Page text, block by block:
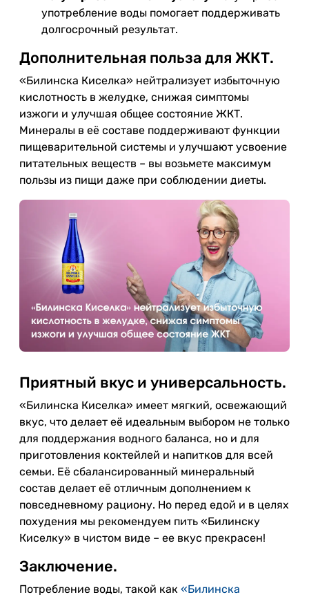
употребление воды помогает поддерживать
долгосрочный результат.
Дополнительная польза для ЖКТ.
«Билинска Киселка» нейтрализует избыточную
кислотность в желудке, снижая симптомы
изжоги и улучшая общее состояние ЖКТ.
Минералы в её составе поддерживают функции
пищеварительной системы и улучшают усвоение
питательных веществ – вы возьмете максимум
пользы из пищи даже при соблюдении диеты.
Приятный вкус и универсальность.
«Билинска Киселка» имеет мягкий, освежающий
вкус, что делает её идеальным выбором не только
для поддержания водного баланса, но и для
приготовления коктейлей и напитков для всей
семьи. Её сбалансированный минеральный
состав делает её отличным дополнением к
повседневному рациону. Но перед едой и в целях
похудения мы рекомендуем пить «Билинску
Киселку» в чистом виде – ее вкус прекрасен!
Заключение.
Потребление воды, такой как «Билинска